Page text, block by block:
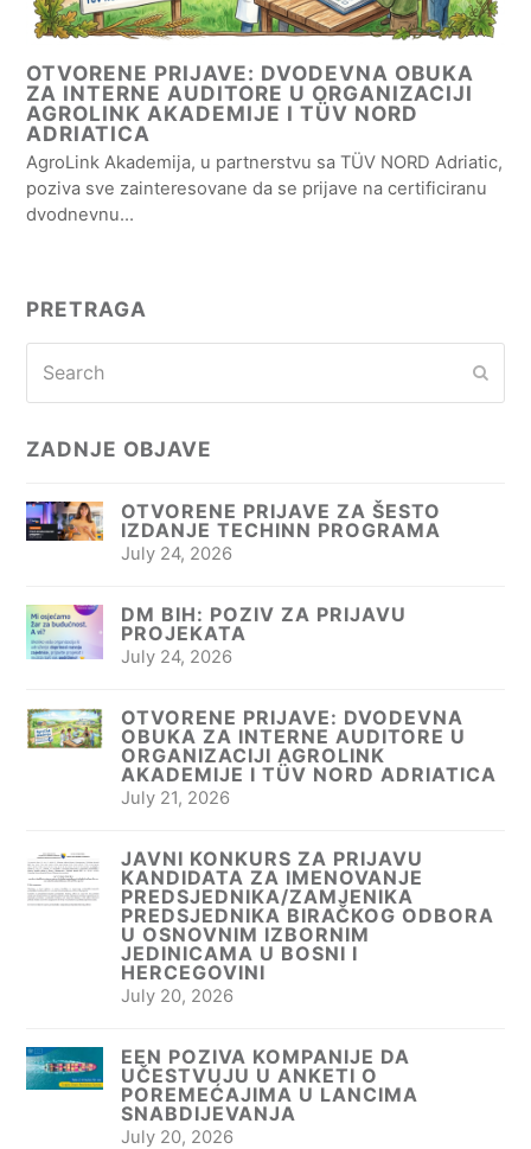
OTVORENE PRIJAVE: DVODEVNA OBUKA
ZA INTERNE AUDITORE U ORGANIZACIJI
AGROLINK AKADEMIJE I TÜV NORD
ADRIATICA
AgroLink Akademija, u partnerstvu sa TÜV NORD Adriatic,
poziva sve zainteresovane da se prijave na certificiranu
dvodnevnu…
PRETRAGA
ZADNJE OBJAVE
OTVORENE PRIJAVE ZA ŠESTO
IZDANJE TECHINN PROGRAMA
July 24, 2026
DM BIH: POZIV ZA PRIJAVU
PROJEKATA
July 24, 2026
OTVORENE PRIJAVE: DVODEVNA
OBUKA ZA INTERNE AUDITORE U
ORGANIZACIJI AGROLINK
AKADEMIJE I TÜV NORD ADRIATICA
July 21, 2026
JAVNI KONKURS ZA PRIJAVU
KANDIDATA ZA IMENOVANJE
PREDSJEDNIKA/ZAMJENIKA
PREDSJEDNIKA BIRAČKOG ODBORA
U OSNOVNIM IZBORNIM
JEDINICAMA U BOSNI I
HERCEGOVINI
July 20, 2026
EEN POZIVA KOMPANIJE DA
UČESTVUJU U ANKETI O
POREMEĆAJIMA U LANCIMA
SNABDIJEVANJA
July 20, 2026